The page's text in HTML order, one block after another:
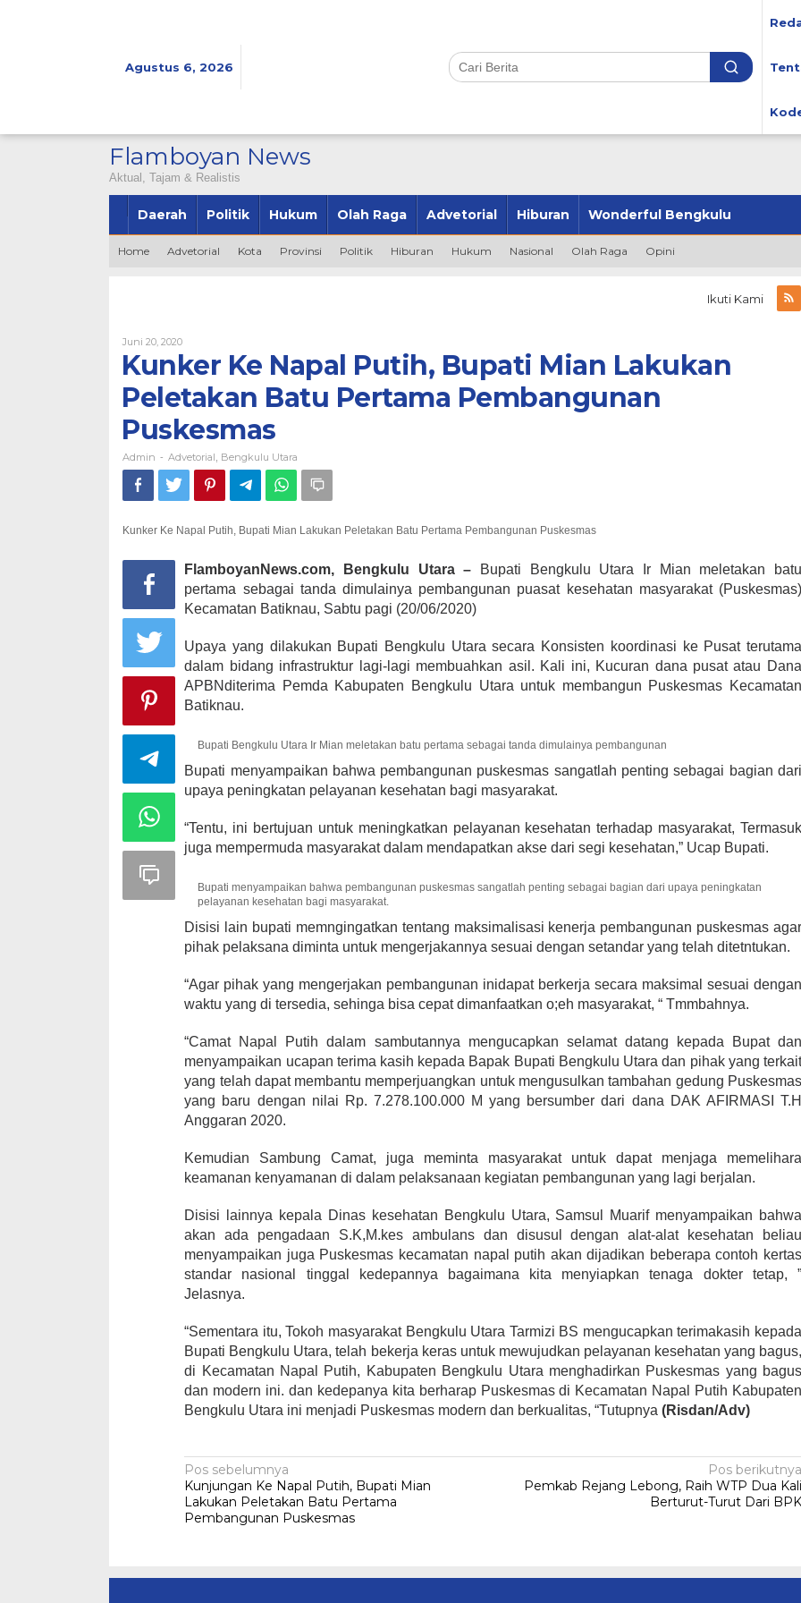
Agustus 6, 2026
Flamboyan News
Aktual, Tajam & Realistis
Daerah Politik Hukum Olah Raga Advetorial Hiburan Wonderful Bengkulu
Home Advetorial Kota Provinsi Politik Hiburan Hukum Nasional Olah Raga Opini
Ikuti Kami
Juni 20, 2020Oleh
Admin
Kunker Ke Napal Putih, Bupati Mian Lakukan
Peletakan Batu Pertama Pembangunan
Puskesmas
Admin - Advetorial Bengkulu Utara
Kunker Ke Napal Putih, Bupati Mian Lakukan Peletakan Batu Pertama Pembangunan Puskesmas
FlamboyanNews.com, Bengkulu Utara – Bupati Bengkulu Utara Ir Mian meletakan batu
pertama sebagai tanda dimulainya pembangunan puasat kesehatan masyarakat (Puskesmas)
Kecamatan Batiknau, Sabtu pagi (20/06/2020)
Upaya yang dilakukan Bupati Bengkulu Utara secara Konsisten koordinasi ke Pusat terutama
dalam bidang infrastruktur lagi-lagi membuahkan asil. Kali ini, Kucuran dana pusat atau Dana
APBNditerima Pemda Kabupaten Bengkulu Utara untuk membangun Puskesmas Kecamatan
Batiknau.
Bupati Bengkulu Utara Ir Mian meletakan batu pertama sebagai tanda dimulainya pembangunan
Bupati menyampaikan bahwa pembangunan puskesmas sangatlah penting sebagai bagian dari
upaya peningkatan pelayanan kesehatan bagi masyarakat.
“Tentu, ini bertujuan untuk meningkatkan pelayanan kesehatan terhadap masyarakat, Termasuk
juga mempermuda masyarakat dalam mendapatkan akse dari segi kesehatan,” Ucap Bupati.
Bupati menyampaikan bahwa pembangunan puskesmas sangatlah penting sebagai bagian dari upaya peningkatan
pelayanan kesehatan bagi masyarakat.
Disisi lain bupati memngingatkan tentang maksimalisasi kenerja pembangunan puskesmas agar
pihak pelaksana diminta untuk mengerjakannya sesuai dengan setandar yang telah ditetntukan.
“Agar pihak yang mengerjakan pembangunan inidapat berkerja secara maksimal sesuai dengan
waktu yang di tersedia, sehinga bisa cepat dimanfaatkan o;eh masyarakat, “ Tmmbahnya.
“Camat Napal Putih dalam sambutannya mengucapkan selamat datang kepada Bupat dan
menyampaikan ucapan terima kasih kepada Bapak Bupati Bengkulu Utara dan pihak yang terkait
yang telah dapat membantu memperjuangkan untuk mengusulkan tambahan gedung Puskesmas
yang baru dengan nilai Rp. 7.278.100.000 M yang bersumber dari dana DAK AFIRMASI T.H
Anggaran 2020.
Kemudian Sambung Camat, juga meminta masyarakat untuk dapat menjaga memelihara
keamanan kenyamanan di dalam pelaksanaan kegiatan pembangunan yang lagi berjalan.
Disisi lainnya kepala Dinas kesehatan Bengkulu Utara, Samsul Muarif menyampaikan bahwa
akan ada pengadaan S.K,M.kes ambulans dan disusul dengan alat-alat kesehatan beliau
menyampaikan juga Puskesmas kecamatan napal putih akan dijadikan beberapa contoh kertas
standar nasional tinggal kedepannya bagaimana kita menyiapkan tenaga dokter tetap, ”
Jelasnya.
“Sementara itu, Tokoh masyarakat Bengkulu Utara Tarmizi BS mengucapkan terimakasih kepada
Bupati Bengkulu Utara, telah bekerja keras untuk mewujudkan pelayanan kesehatan yang bagus,
di Kecamatan Napal Putih, Kabupaten Bengkulu Utara menghadirkan Puskesmas yang bagus
dan modern ini. dan kedepanya kita berharap Puskesmas di Kecamatan Napal Putih Kabupaten
Bengkulu Utara ini menjadi Puskesmas modern dan berkualitas, “Tutupnya(Risdan/Adv)
Navigasi
pos
Pos sebelumnya
Kunjungan Ke Napal Putih, Bupati Mian
Lakukan Peletakan Batu Pertama
Pembangunan Puskesmas
Pos berikutnya
Pemkab Rejang Lebong, Raih WTP Dua Kali
Berturut-Turut Dari BPK